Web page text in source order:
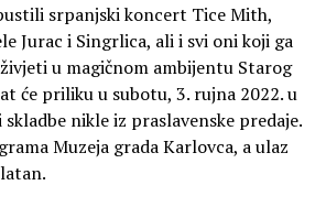
srpanjski koncert Tice Mith,
Jurac i Singrlica, ali i svi oni koji ga
u magičnom ambijentu Starog
će priliku u subotu, 3. rujna 2022. u
nikle iz praslavenske predaje.
Muzeja grada Karlovca, a ulaz